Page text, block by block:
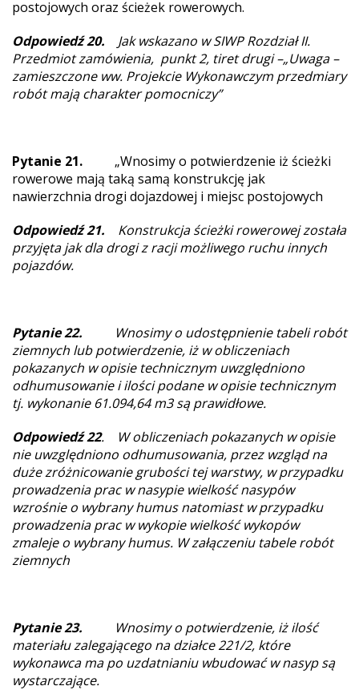
postojowych oraz ścieżek rowerowych.
Odpowiedź 20. Jak wskazano w SIWP Rozdział II.
Przedmiot zamówienia, punkt 2, tiret drugi –„Uwaga –
zamieszczone ww. Projekcie Wykonawczym przedmiary
robót mają charakter pomocniczy”
Pytanie 21. „Wnosimy o potwierdzenie iż ścieżki
rowerowe mają taką samą konstrukcję jak
nawierzchnia drogi dojazdowej i miejsc postojowych
Odpowiedź 21. Konstrukcja ścieżki rowerowej została
przyjęta jak dla drogi z racji możliwego ruchu innych
pojazdów.
Pytanie 22. Wnosimy o udostępnienie tabeli robót
ziemnych lub potwierdzenie, iż w obliczeniach
pokazanych w opisie technicznym uwzględniono
odhumusowanie i ilości podane w opisie technicznym
tj. wykonanie 61.094,64 m3 są prawidłowe.
Odpowiedź 22.
W obliczeniach pokazanych w opisie
nie uwzględniono odhumusowania, przez wzgląd na
duże zróżnicowanie grubości tej warstwy, w przypadku
prowadzenia prac w nasypie wielkość nasypów
wzrośnie o wybrany humus natomiast w przypadku
prowadzenia prac w wykopie wielkość wykopów
zmaleje o wybrany humus. W załączeniu tabele robót
ziemnych
Pytanie 23.
Wnosimy o potwierdzenie, iż ilość
materiału zalegającego na działce 221/2, które
wykonawca ma po uzdatnianiu wbudować w nasyp są
wystarczające.